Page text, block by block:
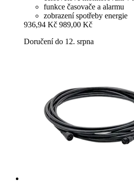
funkce časovače a alarmu
zobrazení spotřeby energie
936,94 Kč 989,00 Kč
Doručení do 12. srpna